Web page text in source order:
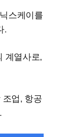
스케이를
.
계열사로,
조업, 항공